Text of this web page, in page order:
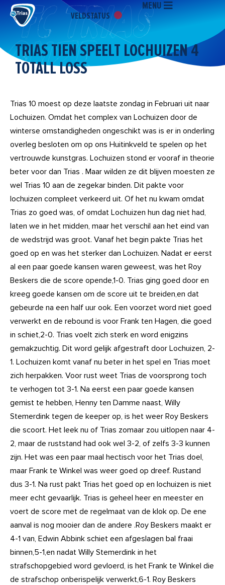
naar
inhoud
VELDSTATUS
MENU
TRIAS TIEN SPEELT LOCHUIZEN 4
TOTALL LOSS
Trias 10 moest op deze laatste zondag in Februari uit naar
Lochuizen. Omdat het complex van Lochuizen door de
winterse omstandigheden ongeschikt was is er in onderling
overleg besloten om op ons Huitinkveld te spelen op het
vertrouwde kunstgras. Lochuizen stond er vooraf in theorie
beter voor dan Trias . Maar wilden ze dit blijven moesten ze
wel Trias 10 aan de zegekar binden. Dit pakte voor
lochuizen compleet verkeerd uit. Of het nu kwam omdat
Trias zo goed was, of omdat Lochuizen hun dag niet had,
laten we in het midden, maar het verschil aan het eind van
de wedstrijd was groot. Vanaf het begin pakte Trias het
goed op en was het sterker dan Lochuizen. Nadat er eerst
al een paar goede kansen waren geweest, was het Roy
Beskers die de score opende,1-0. Trias ging goed door en
kreeg goede kansen om de score uit te breiden,en dat
gebeurde na een half uur ook. Een voorzet word niet goed
verwerkt en de rebound is voor Frank ten Hagen, die goed
in schiet,2-0. Trias voelt zich sterk en word enigzins
gemakzuchtig. Dit word gelijk afgestraft door Lochuizen, 2-
1. Lochuizen komt vanaf nu beter in het spel en Trias moet
zich herpakken. Voor rust weet Trias de voorsprong toch
te verhogen tot 3-1. Na eerst een paar goede kansen
gemist te hebben, Henny ten Damme naast, Willy
Stemerdink tegen de keeper op, is het weer Roy Beskers
die scoort. Het leek nu of Trias zomaar zou uitlopen naar 4-
2, maar de ruststand had ook wel 3-2, of zelfs 3-3 kunnen
zijn. Het was een paar maal hectisch voor het Trias doel,
maar Frank te Winkel was weer goed op dreef. Rustand
dus 3-1. Na rust pakt Trias het goed op en lochuizen is niet
meer echt gevaarlijk. Trias is geheel heer en meester en
voert de score met de regelmaat van de klok op. De ene
aanval is nog mooier dan de andere .Roy Beskers maakt er
4-1 van, Edwin Abbink schiet een afgeslagen bal fraai
binnen,5-1,en nadat Willy Stemerdink in het
strafschopgebied word gevloerd, is het Frank te Winkel die
de strafschop onberispelijk verwerkt,6-1. Roy Beskers